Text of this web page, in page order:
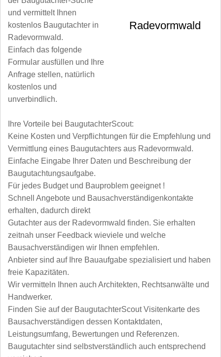
Radevormwald
und vermittelt Ihnen
kostenlos Baugutachter in
Radevormwald.
Einfach das folgende
Formular ausfüllen und Ihre
Anfrage stellen, natürlich
kostenlos und
unverbindlich.
Ihre Vorteile bei BaugutachterScout:
Keine Kosten und Verpflichtungen für die Empfehlung und
Vermittlung eines Baugutachters aus Radevormwald.
Einfache Eingabe Ihrer Daten und Beschreibung der
Baugutachtungsaufgabe.
Für jedes Budget und Bauproblem geeignet !
Schnell Angebote und Bausachverständigenkontakte
erhalten, dadurch direkt
Gutachter aus der Radevormwald finden. Sie erhalten
zeitnah unser Feedback wieviele und welche
Bausachverständigen wir Ihnen empfehlen.
Anbieter sind auf Ihre Bauaufgabe spezialisiert und haben
freie Kapazitäten.
Wir vermitteln Ihnen auch Architekten, Rechtsanwälte und
Handwerker.
Finden Sie auf der BaugutachterScout Visitenkarte des
Bausachverständigen dessen Kontaktdaten,
Leistungsumfang, Bewertungen und Referenzen.
Baugutachter sind selbstverständlich auch entsprechend